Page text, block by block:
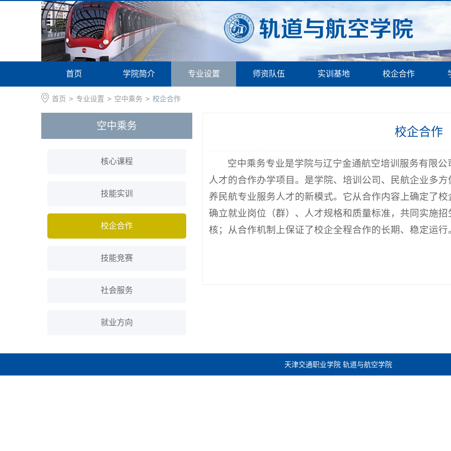
首页 学院简介 专业设置 师资队伍 实训基地 校企合作
首页 > 专业设置 > 空中乘务 > 校企合作
空中乘务
核心课程
技能实训
校企合作
技能竞赛
社会服务
就业方向
校企合作
空中乘务专业是学院与辽宁金通航空培训服务有限
人才的合作办学项目。是学院、培训公司、民航企业多
养民航专业服务人才的新模式。它从合作内容上确定了
确立就业岗位（群）、人才规格和质量标准，共同实施
核；从合作机制上保证了校企全程合作的长期、稳定运行
天津交通职业学院 轨道与航空学院